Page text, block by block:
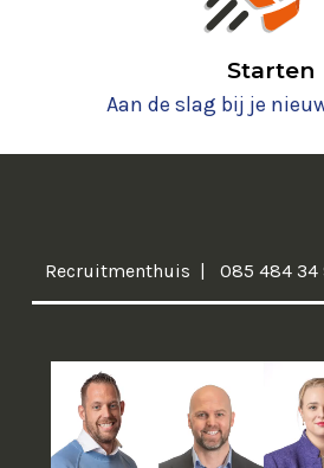
Starten
Aan de slag bij je
Recruitmenthuis 085 484 34